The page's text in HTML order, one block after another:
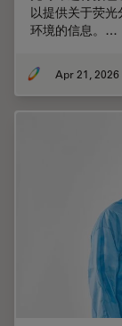
以提供关于荧
环境的信息。…
Apr 21, 2026